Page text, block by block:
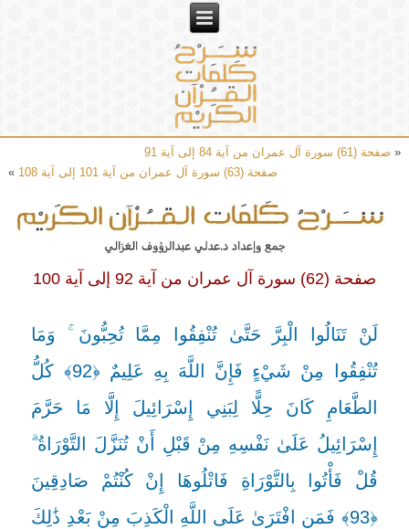
« صفحة (61) سورة آل عمران من آية 84 إلى آية 91
صفحة (63) سورة آل عمران من آية 101 إلى آية 108
»
صفحة (62) سورة آل عمران من آية 92 إلى آية 100
لَنْ تَنَالُوا الْبِرَّ حَتَّىٰ تُنْفِقُوا مِمَّا تُحِبُّونَ ۚ وَمَا
تُنْفِقُوا مِنْ شَيْءٍ فَإِنَّ اللَّهَ بِهِ عَلِيمٌ ﴿92﴾ كُلُّ
الطَّعَامِ كَانَ حِلًّا لِبَنِي إِسْرَائِيلَ إِلَّا مَا حَرَّمَ
إِسْرَائِيلُ عَلَىٰ نَفْسِهِ مِنْ قَبْلِ أَنْ تُنَزَّلَ التَّوْرَاةُ ۗ
قُلْ فَأْتُوا بِالتَّوْرَاةِ فَاتْلُوهَا إِنْ كُنْتُمْ صَادِقِينَ
﴿93﴾ فَمَنِ افْتَرَىٰ عَلَى اللَّهِ الْكَذِبَ مِنْ بَعْدِ ذَٰلِكَ